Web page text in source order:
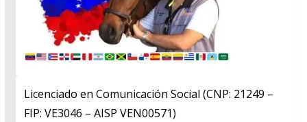
Licenciado en Comunicación Social (CNP: 21249 –
FIP: VE3046 – AISP VEN00571)